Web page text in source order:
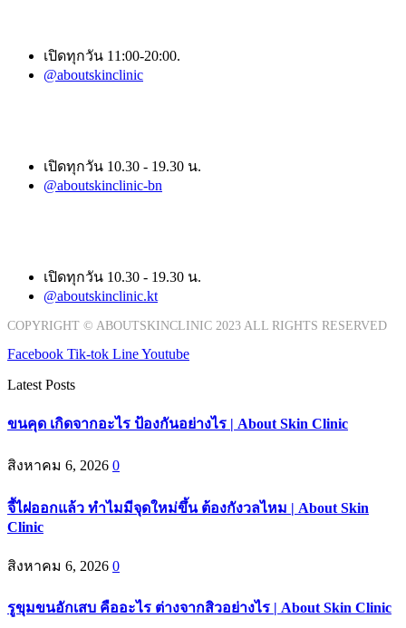
เปิดทุกวัน 11:00-20:00.
@aboutskinclinic
เปิดทุกวัน 10.30 - 19.30 น.
@aboutskinclinic-bn
เปิดทุกวัน 10.30 - 19.30 น.
@aboutskinclinic.kt
COPYRIGHT © ABOUTSKINCLINIC 2023 ALL RIGHTS RESERVED
Facebook Tik-tok LineYoutube
Latest Posts
ขนคุด เกิดจากอะไร ป้องกันอย่างไร | About Skin Clinic
สิงหาคม 6, 2026 0
จี้ไฝออกแล้ว ทำไมมีจุดใหม่ขึ้น ต้องกังวลไหม | About Skin
Clinic
สิงหาคม 6, 2026 0
รูขุมขนอักเสบ คืออะไร ต่างจากสิวอย่างไร | About Skin Clinic